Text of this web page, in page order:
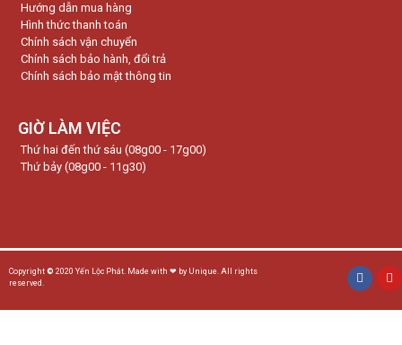
Hướng dẫn mua hàng
Hình thức thanh toán
Chính sách vận chuyển
Chính sách bảo hành, đổi trả
Chính sách bảo mật thông tin
GIỜ LÀM VIỆC
Thứ hai đến thứ sáu (08g00 - 17g00)
Thứ bảy (08g00 - 11g30)
Copyright © 2020 Yến Lộc Phát. Made with ❤ by Unique. All rights
reserved.